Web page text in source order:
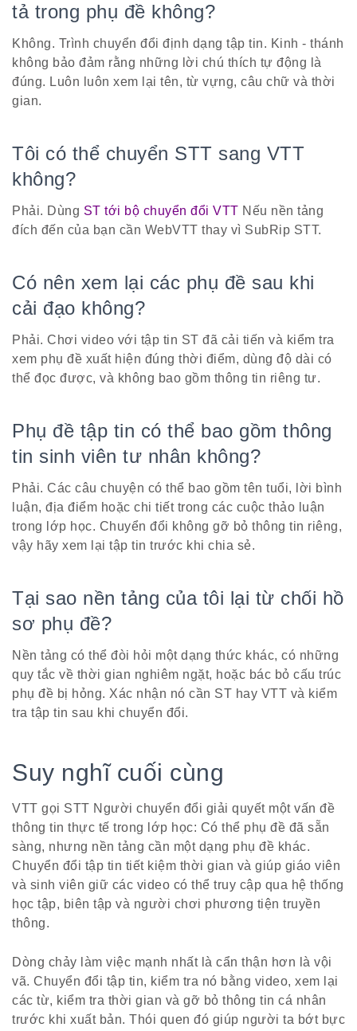
tả trong phụ đề không?
Không. Trình chuyển đổi định dạng tập tin. Kinh - thánh
không bảo đảm rằng những lời chú thích tự động là
đúng. Luôn luôn xem lại tên, từ vựng, câu chữ và thời
gian.
Tôi có thể chuyển STT sang VTT
không?
Phải. Dùng ST tới bộ chuyển đổi VTT Nếu nền tảng
đích đến của bạn cần WebVTT thay vì SubRip STT.
Có nên xem lại các phụ đề sau khi
cải đạo không?
Phải. Chơi video với tập tin ST đã cải tiến và kiểm tra
xem phụ đề xuất hiện đúng thời điểm, dùng độ dài có
thể đọc được, và không bao gồm thông tin riêng tư.
Phụ đề tập tin có thể bao gồm thông
tin sinh viên tư nhân không?
Phải. Các câu chuyện có thể bao gồm tên tuổi, lời bình
luận, địa điểm hoặc chi tiết trong các cuộc thảo luận
trong lớp học. Chuyển đổi không gỡ bỏ thông tin riêng,
vậy hãy xem lại tập tin trước khi chia sẻ.
Tại sao nền tảng của tôi lại từ chối hồ
sơ phụ đề?
Nền tảng có thể đòi hỏi một dạng thức khác, có những
quy tắc về thời gian nghiêm ngặt, hoặc bác bỏ cấu trúc
phụ đề bị hỏng. Xác nhận nó cần ST hay VTT và kiểm
tra tập tin sau khi chuyển đổi.
Suy nghĩ cuối cùng
VTT gọi STT Người chuyển đổi giải quyết một vấn đề
thông tin thực tế trong lớp học: Có thể phụ đề đã sẵn
sàng, nhưng nền tảng cần một dạng phụ đề khác.
Chuyển đổi tập tin tiết kiệm thời gian và giúp giáo viên
và sinh viên giữ các video có thể truy cập qua hệ thống
học tập, biên tập và người chơi phương tiện truyền
thông.
Dòng chảy làm việc mạnh nhất là cẩn thận hơn là vội
vã. Chuyển đổi tập tin, kiểm tra nó bằng video, xem lại
các từ, kiểm tra thời gian và gỡ bỏ thông tin cá nhân
trước khi xuất bản. Thói quen đó giúp người ta bớt bực